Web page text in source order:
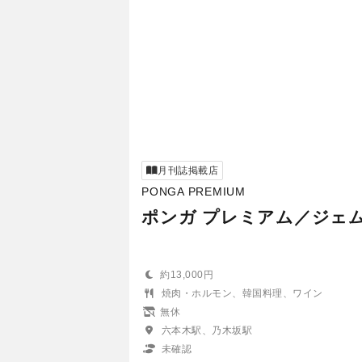
月刊誌掲載店
PONGA PREMIUM
ポンガ プレミアム／ジェ
約13,000円
焼肉・ホルモン、韓国料理、ワイン
無休
六本木駅、乃木坂駅
未確認